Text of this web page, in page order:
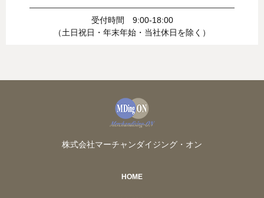
受付時間 9:00-18:00
（土日祝日・年末年始・当社休日を除く）
株式会社マーチャンダイジング・オン
HOME